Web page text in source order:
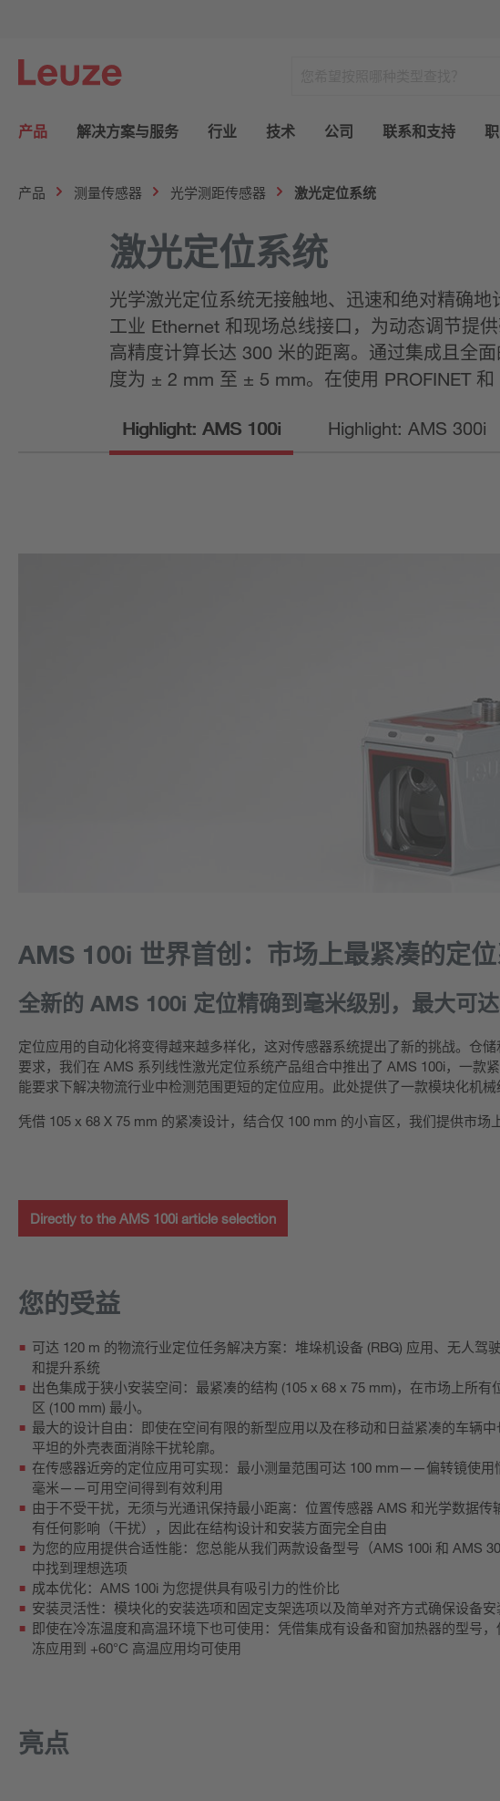
产品 解决方案与服务 行业 技术 公司 联系和支持
产品 测量传感器 光学测距传感器 激光定位系统
激光定位系统
光学激光定位系统无接触地、迅速和绝对精确
工业 Ethernet 和现场总线接口，为动态调节提
高精度计算长达 300 米的距离。通过集成且全
度为 ± 2 mm 至 ± 5 mm。在使用 PROFINET
Highlight: AMS 100i Highlight: AMS 300i
AMS 100i 世界首创：市场上最紧凑的定
全新的 AMS 100i 定位精确到毫米级别，最大可
定位应用的自动化将变得越来越多样化，这对传感器系统提出了新的挑战。仓
要求，我们在 AMS 系列线性激光定位系统产品组合中推出了 AMS 100i，一款
能要求下解决物流行业中检测范围更短的定位应用。此处提供了一款模块化机械
凭借 105 x 68 X 75 mm 的紧凑设计，结合仅 100 mm 的小盲区，我们提供市场
Directly to the AMS 100i article selection
您的受益
可达 120 m 的物流行业定位任务解决方案：堆垛机设备 (RBG) 应用、无人驾
和提升系统
出色集成于狭小安装空间：最紧凑的结构 (105 x 68 x 75 mm)，在市场上所有
区 (100 mm) 最小。
最大的设计自由：即使在空间有限的新型应用以及在移动和日益紧凑的车辆中
平坦的外壳表面消除干扰轮廓。
在传感器近旁的定位应用可实现：最小测量范围可达 100 mm——偏转镜使用
毫米——可用空间得到有效利用
由于不受干扰，无须与光通讯保持最小距离：位置传感器 AMS 和光学数据传
有任何影响（干扰），因此在结构设计和安装方面完全自由
为您的应用提供合适性能：您总能从我们两款设备型号（AMS 100i 和 AMS
中找到理想选项
成本优化：AMS 100i 为您提供具有吸引力的性价比
安装灵活性：模块化的安装选项和固定支架选项以及简单对齐方式确保设备
即使在冷冻温度和高温环境下也可使用：凭借集成有设备和窗加热器的型号，
冻应用到 +60°C 高温应用均可使用
亮点